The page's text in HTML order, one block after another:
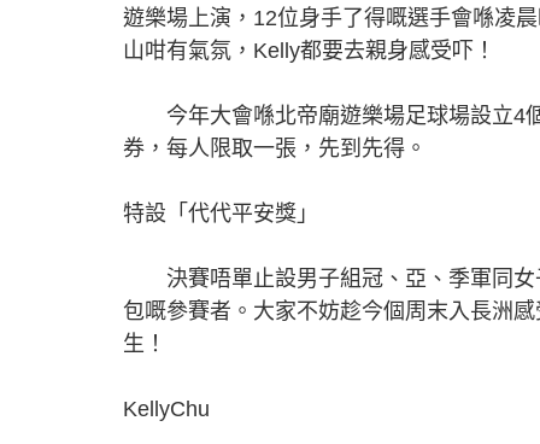
遊樂場上演，12位身手了得嘅選手會喺凌
山咁有氣氛，Kelly都要去親身感受吓！
今年大會喺北帝廟遊樂場足球場設立4
券，每人限取一張，先到先得。
特設「代代平安獎」
決賽唔單止設男子組冠、亞、季軍同女
包嘅參賽者。大家不妨趁今個周末入長洲
生！
KellyChu